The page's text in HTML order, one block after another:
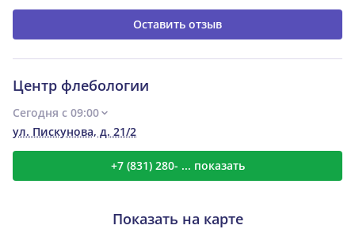
Оставить отзыв
Центр флебологии
Сегодня с 09:00
ул. Пискунова, д. 21/2
+7 (831) 280- ... показать
Показать на карте